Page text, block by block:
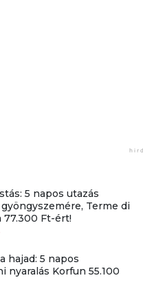
5 napos utazás
Terme di
77.300 Ft-ért!
hajad: 5 napos
nyaralás Korfun 55.100